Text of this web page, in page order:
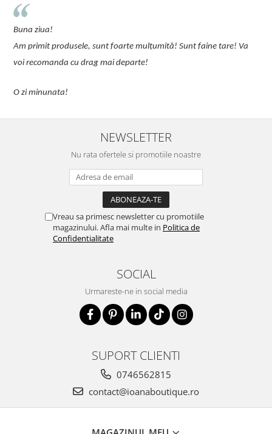
Buna ziua!
Am primit produsele, sunt foarte mulțumită! Sunt faine tare! Va
voi recomanda cu drag mai departe!
O zi minunata!
NEWSLETTER
Nu rata ofertele si promotiile noastre
Vreau sa primesc newsletter cu promotiile
magazinului. Afla mai multe in Politica de
Confidentialitate
SOCIAL
Urmareste-ne in social media
SUPORT CLIENTI
0746562815
contact@ioanaboutique.ro